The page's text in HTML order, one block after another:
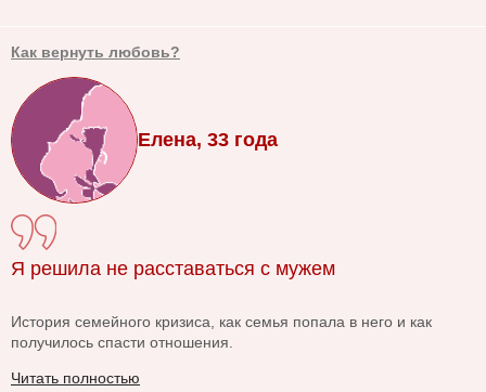
Как вернуть любовь?
Елена, 33 года
Я решила не расставаться с мужем
История семейного кризиса, как семья попала в него и как
получилось спасти отношения.
Читать полностью